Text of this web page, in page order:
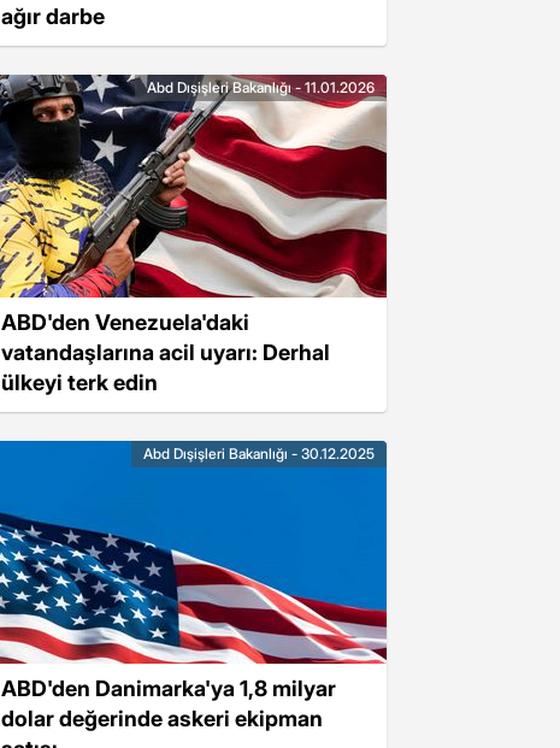
ağır darbe
ABD'den Venezuela'daki
vatandaşlarına acil uyarı: Derhal
ülkeyi terk edin
Abd Dışişleri Bakanlığı - 11.01.2026
ABD'den Danimarka'ya 1,8 milyar
dolar değerinde askeri ekipman
Abd Dışişleri Bakanlığı - 30.12.2025